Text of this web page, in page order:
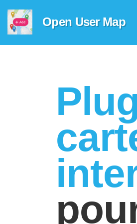
Open User Map